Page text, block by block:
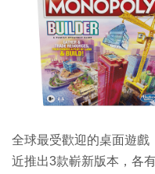
全球最受歡迎的桌面遊戲
近推出3款嶄新版本，各